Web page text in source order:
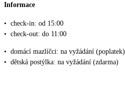
Informace
• check-in: od 15:00
• check-out: do 11:00
• domácí mazlíčci: na vyžádání (poplatek)
• dětská postýlka: na vyžádání (zdarma)